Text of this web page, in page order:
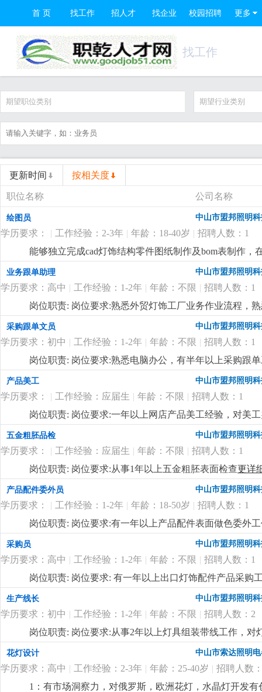
首 页 找工作 招人才 找企业 校园招聘 更多
找工作
期望职位类别 期望行业类别
更新时间 按相关度
职位名称 公司名称
绘图员 中山市盟邦照明
学历要求： | 工作经验：2-3年 | 年龄：18-40岁 | 招聘人数：1
能够独立完成cad灯饰结构零件图纸制作及bom表制作
准。更详细...
业务跟单助理 中山市盟邦照明
学历要求：高中 | 工作经验：1-2年 | 年龄：不限 | 招聘人数：1
岗位职责: 岗位要求:熟悉外贸灯饰工厂业务作业流程，
采购跟单文员 中山市盟邦照明
学历要求：初中 | 工作经验：1-2年 | 年龄：不限 | 招聘人数：1
岗位职责: 岗位要求:熟悉电脑办公，有半年以上采购跟
产品美工 中山市盟邦照明
学历要求： | 工作经验：应届生 | 年龄：不限 | 招聘人数：1
岗位职责: 岗位要求:一年以上网店产品美工经验，对美
五金粗胚品检 中山市盟邦照明
学历要求： | 工作经验：应届生 | 年龄：不限 | 招聘人数：1
岗位职责: 岗位要求:从事1年以上五金粗胚表面检查更详
产品配件委外员 中山市盟邦照明
学历要求： | 工作经验：1-2年 | 年龄：18-50岁 | 招聘人数：1
岗位职责: 岗位要求:有一年以上产品配件表面做色委外
采购员 中山市盟邦照明
学历要求：高中 | 工作经验：1-2年 | 年龄：不限 | 招聘人数：1
岗位职责: 岗位要求: 有一年以上出口灯饰配件产品采购
的责任心及良好的沟通能力。更详细...
生产线长 中山市盟邦照明
学历要求：初中 | 工作经验：1-2年 | 年龄：不限 | 招聘人数：2
岗位职责: 岗位要求:从事2年以上灯具组装带线工作，
产品安全规定有一定的了解，能合理安排作业员的工作
详细
花灯设计 中山市索达照明
学历要求：高中 | 工作经验：2-3年 | 年龄：25-40岁 | 招聘人数
1：有市场洞察力，对俄罗斯，欧洲花灯，水晶灯开发